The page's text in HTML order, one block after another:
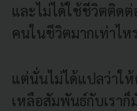
และไม่ได้ใช้ชีวิตติด
คนในชีวิตมากเท่าไ
แต่นั่นไม่ได้แปลว่าใ
เหลือสัมพันธ์กับเรา